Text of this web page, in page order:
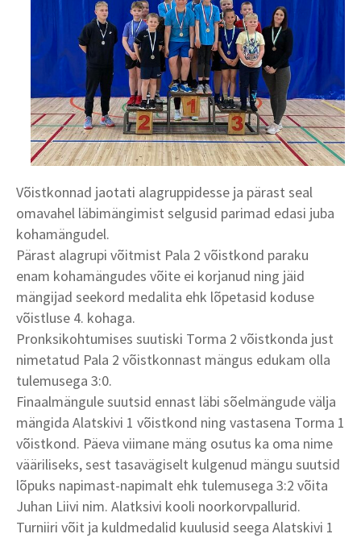
Võistkonnad jaotati alagruppidesse ja pärast seal
omavahel läbimängimist selgusid parimad edasi juba
kohamängudel.
Pärast alagrupi võitmist Pala 2 võistkond paraku
enam kohamängudes võite ei korjanud ning jäid
mängijad seekord medalita ehk lõpetasid koduse
võistluse 4. kohaga.
Pronksikohtumises suutiski Torma 2 võistkonda just
nimetatud Pala 2 võistkonnast mängus edukam olla
tulemusega 3:0.
Finaalmängule suutsid ennast läbi sõelmängude välja
mängida Alatskivi 1 võistkond ning vastasena Torma 1
võistkond. Päeva viimane mäng osutus ka oma nime
vääriliseks, sest tasavägiselt kulgenud mängu suutsid
lõpuks napimast-napimalt ehk tulemusega 3:2 võita
Juhan Liivi nim. Alatksivi kooli noorkorvpallurid.
Turniiri võit ja kuldmedalid kuulusid seega Alatskivi 1